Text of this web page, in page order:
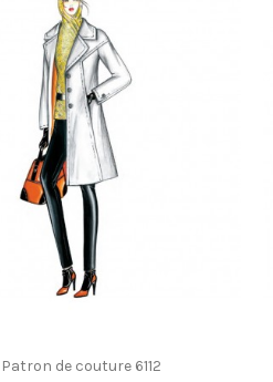
Patron de couture 6112